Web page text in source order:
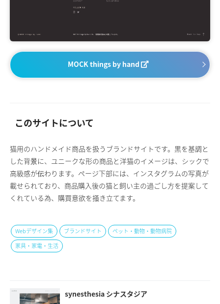
MOCK things by hand
このサイトについて
猫用のハンドメイド商品を扱うブランドサイトです。黒を基調と
した背景に、ユニークな形の商品と洋猫のイメージは、シックで
高級感が伝わります。ページ下部には、インスタグラムの写真が
載せられており、商品購入後の猫と飼い主の過ごし方を提案して
くれている為、購買意欲を掻き立てます。
Webデザイン集 ブランドサイト
ペット・動物・動物病院
家具・家電・生活
synesthesia シナスタジア